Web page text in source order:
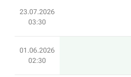
23.07.2026
03:30
01.06.2026
02:30